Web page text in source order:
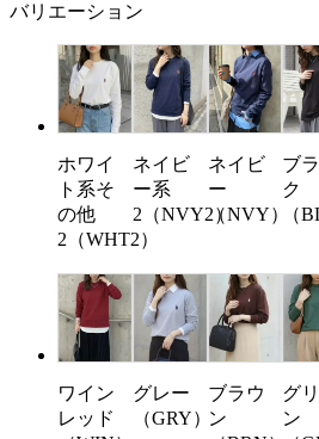
バリエーション
ホワイ
ト系そ
の他
2（WHT2）
ネイビ
ー系
2（NVY2）
ネイビ
ー
（NVY）
ブ
ク
（
ワイン
レッド
グレー
（GRY）
ブラウ
ン
グ
ン